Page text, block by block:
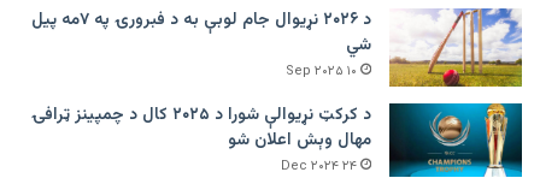
د ۲۰۲۶ نړیوال جام لوبې به د فبرورۍ په ۷مه پیل
شي
۱۰ Sep ۲۰۲۵
د کرکټ نړیوالې شورا د ۲۰۲۵ کال د چمپینز ټرافۍ
مهال وېش اعلان شو
۲۴ Dec ۲۰۲۴